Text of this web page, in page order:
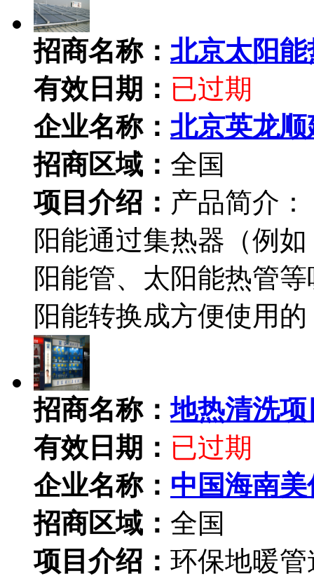
招商名称： 北京太阳
有效日期： 已过期
企业名称： 北京英龙
招商区域： 全国
项目介绍： 产品简介
阳能通过集热器（例
阳能管、太阳能热管
阳能转换成方便使用
招商名称：地热清洗
有效日期： 已过期
企业名称： 中国海南
招商区域： 全国
项目介绍： 环保地暖